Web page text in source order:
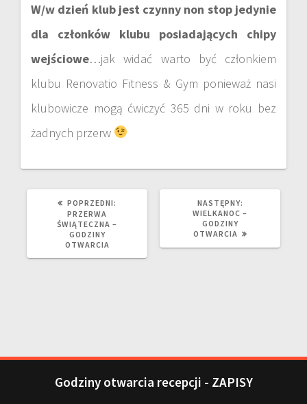
W/w dzień klub jest czynny non stop jedynie
dla członków klubu posiadających chipy
wejściowe…jak widać warto być członkiem
klubu Renovatio Fitness & Gym ponieważ nasi
klubowicze mogą ćwiczyć 365 dni w roku bez
żadnych przerw
POPRZEDNI:
PRZERWA
ŚWIĄTECZNA –
GODZINY
OTWARCIA
NASTĘPNY:
WIELKANOC –
GODZINY
OTWARCIA
Godziny otwarcia recepcji - ZAPISY